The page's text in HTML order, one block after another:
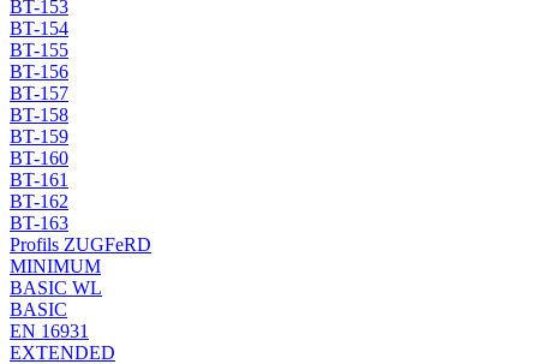
BT-153
BT-154
BT-155
BT-156
BT-157
BT-158
BT-159
BT-160
BT-161
BT-162
BT-163
Profils ZUGFeRD
MINIMUM
BASIC WL
BASIC
EN 16931
EXTENDED